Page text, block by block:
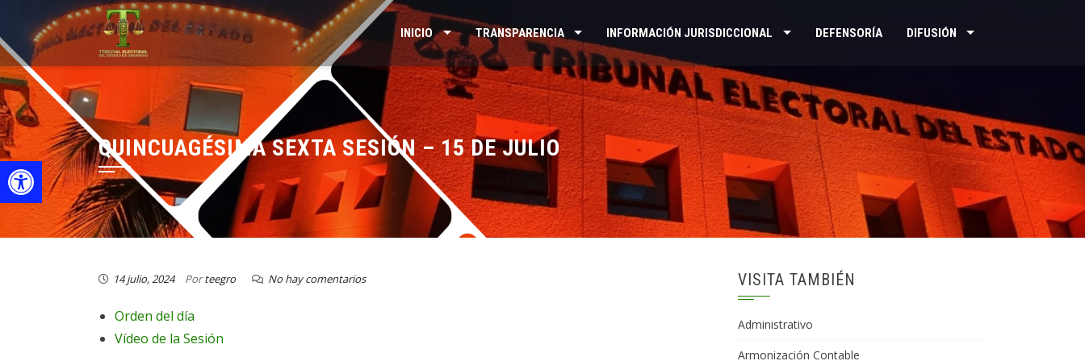
Open toolbar
INICIO TRANSPARENCIA INFORMACIÓN JURISDICCIONAL DEFENSORÍA DIFUSIÓN
QUINCUAGÉSIMA SEXTA SESIÓN – 15 DE JULIO
14 julio, 2024 Porteegro No hay comentarios
Orden del día
Vídeo de la Sesión
VISITA TAMBIÉN
Administrativo
Armonización Contable